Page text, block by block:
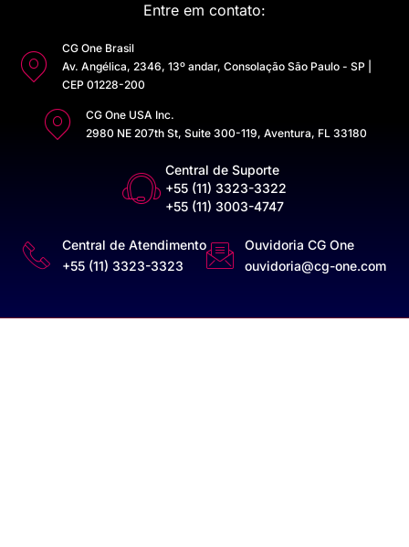
Entre em contato:
CG One Brasil
Av. Angélica, 2346, 13º andar, Consolação São Paulo - SP |
CEP 01228-200
CG One USA Inc.
2980 NE 207th St, Suite 300-119, Aventura, FL 33180
Central de Suporte
+55 (11) 3323-3322
+55 (11) 3003-4747
Central de Atendimento
+55 (11) 3323-3323
Ouvidoria CG One
ouvidoria@cg-one.com